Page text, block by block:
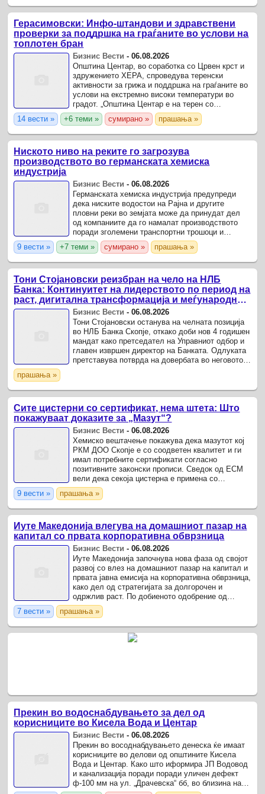
Герасимовски: Инфо-штандови и здравствени
проверки за поддршка на граѓаните во услови на
топлотен бран
Бизнис Вести -06.08.2026
Општина Центар, во соработка со Црвен крст и
здружението ХЕРА, спроведува теренски
активности за грижа и поддршка на граѓаните во
услови на екстремно високи температури во
градот. „Општина Центар е на терен со
конкретни мерки делиме вода, поставуваме
инфо-штандови и овозможуваме ...
14 вести » +6 теми » сумирано » прашања »
Ниското ниво на реките го загрозува
производството во германската хемиска
индустрија
Бизнис Вести -06.08.2026
Германската хемиска индустрија предупреди
дека ниските водостои на Рајна и другите
пловни реки во земјата може да принудат дел
од компаниите да го намалат производството
поради зголемени транспортни трошоци и
притисокот врз синџирите на снабдување.
9 вести » +7 теми » сумирано » прашања »
Тони Стојановски реизбран на чело на НЛБ
Банка: Континуитет на лидерството по период на
раст, дигитална трансформација и меѓународни
признанија
Бизнис Вести -06.08.2026
Тони Стојановски останува на челната позиција
во НЛБ Банка Скопје, откако доби нов 4 годишен
мандат како претседател на Управниот одбор и
главен извршен директор на Банката. Одлуката
претставува потврда на довербата во неговото
прашања »
Сите цистерни со сертификат, нема штета: Што
покажуваат доказите за „Мазут“?
Бизнис Вести -06.08.2026
Хемиско вештачење покажува дека мазутот кој
РКМ ДОО Скопје е со соодветен квалитет и ги
имал потребните сертификати согласно
позитивните законски прописи. Сведок од ЕСМ
вели дека секоја цистерна е примена со
сертификат за квалитет, а претходно и самата
ОКТА, од каде е купен ...
9 вести » прашања »
Иуте Македонија влегува на домашниот пазар на
капитал со првата корпоративна обврзница
Бизнис Вести -06.08.2026
Иуте Македонија започнува нова фаза од својот
развој со влез на домашниот пазар на капитал и
првата јавна емисија на корпоративна обврзница,
како дел од стратегијата за долгорочен и
одржлив раст. По добиеното одобрение од
Комисијата за хартии од вредност, компанијата
ќе издаде ...
7 вести » прашања »
Прекин во водоснабдувањето за дел од
корисниците во Кисела Вода и Центар
Бизнис Вести -06.08.2026
Прекин во восоднабдувањето денеска ќе имаат
корисниците во делови од општините Кисела
Вода и Центар. Како што иформира ЈП Водовод
и канализација поради поради уличен дефект
ф-100 мм на ул. „Драчевска“ бб, во близина на